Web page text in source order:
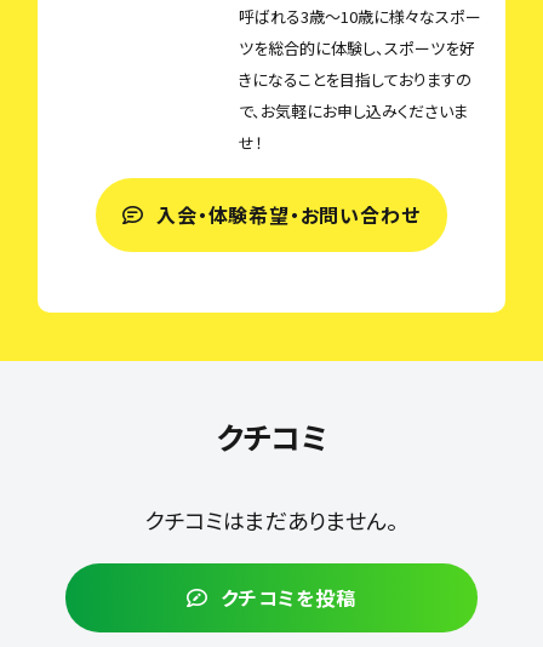
呼ばれる3歳〜10歳に様々なスポー
ツを総合的に体験し、スポーツを好
きになることを目指しておりますの
で、お気軽にお申し込みくださいま
せ！
入会・体験希望・お問い合わせ
クチコミ
クチコミはまだありません。
クチコミを投稿